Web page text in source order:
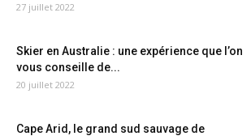
27 juillet 2022
Skier en Australie : une expérience que l’on
vous conseille de...
20 juillet 2022
Cape Arid, le grand sud sauvage de